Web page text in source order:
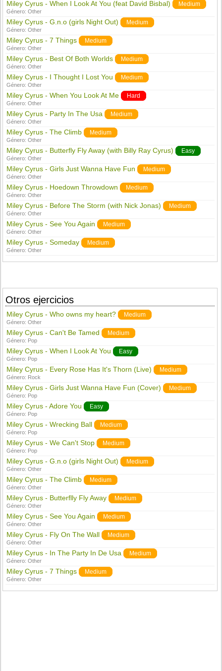
Miley Cyrus - When I Look At You (feat David Bisbal) Medium
Género:Other
Miley Cyrus - G.n.o (girls Night Out) Medium
Género:Other
Miley Cyrus - 7 Things Medium
Género:Other
Miley Cyrus - Best Of Both Worlds Medium
Género:Other
Miley Cyrus - I Thought I Lost You Medium
Género:Other
Miley Cyrus - When You Look At Me Hard
Género:Other
Miley Cyrus - Party In The Usa Medium
Género:Other
Miley Cyrus - The Climb Medium
Género:Other
Miley Cyrus - Butterfly Fly Away (with Billy Ray Cyrus) Easy
Género:Other
Miley Cyrus - Girls Just Wanna Have Fun Medium
Género:Other
Miley Cyrus - Hoedown Throwdown Medium
Género:Other
Miley Cyrus - Before The Storm (with Nick Jonas) Medium
Género:Other
Miley Cyrus - See You Again Medium
Género:Other
Miley Cyrus - Someday Medium
Género:Other
Otros ejercicios
Miley Cyrus - Who owns my heart? Medium
Género:Other
Miley Cyrus - Can't Be Tamed Medium
Género: Pop
Miley Cyrus - When I Look At You Easy
Género: Pop
Miley Cyrus - Every Rose Has It's Thorn (Live) Medium
Género: Rock
Miley Cyrus - Girls Just Wanna Have Fun (Cover) Medium
Género: Pop
Miley Cyrus - Adore You Easy
Género: Pop
Miley Cyrus - Wrecking Ball Medium
Género: Pop
Miley Cyrus - We Can't Stop Medium
Género: Pop
Miley Cyrus - G.n.o (girls Night Out) Medium
Género:Other
Miley Cyrus - The Climb Medium
Género:Other
Miley Cyrus - Butterflly Fly Away Medium
Género:Other
Miley Cyrus - See You Again Medium
Género:Other
Miley Cyrus - Fly On The Wall Medium
Género:Other
Miley Cyrus - In The Party In De Usa Medium
Género:Other
Miley Cyrus - 7 Things Medium
Género:Other